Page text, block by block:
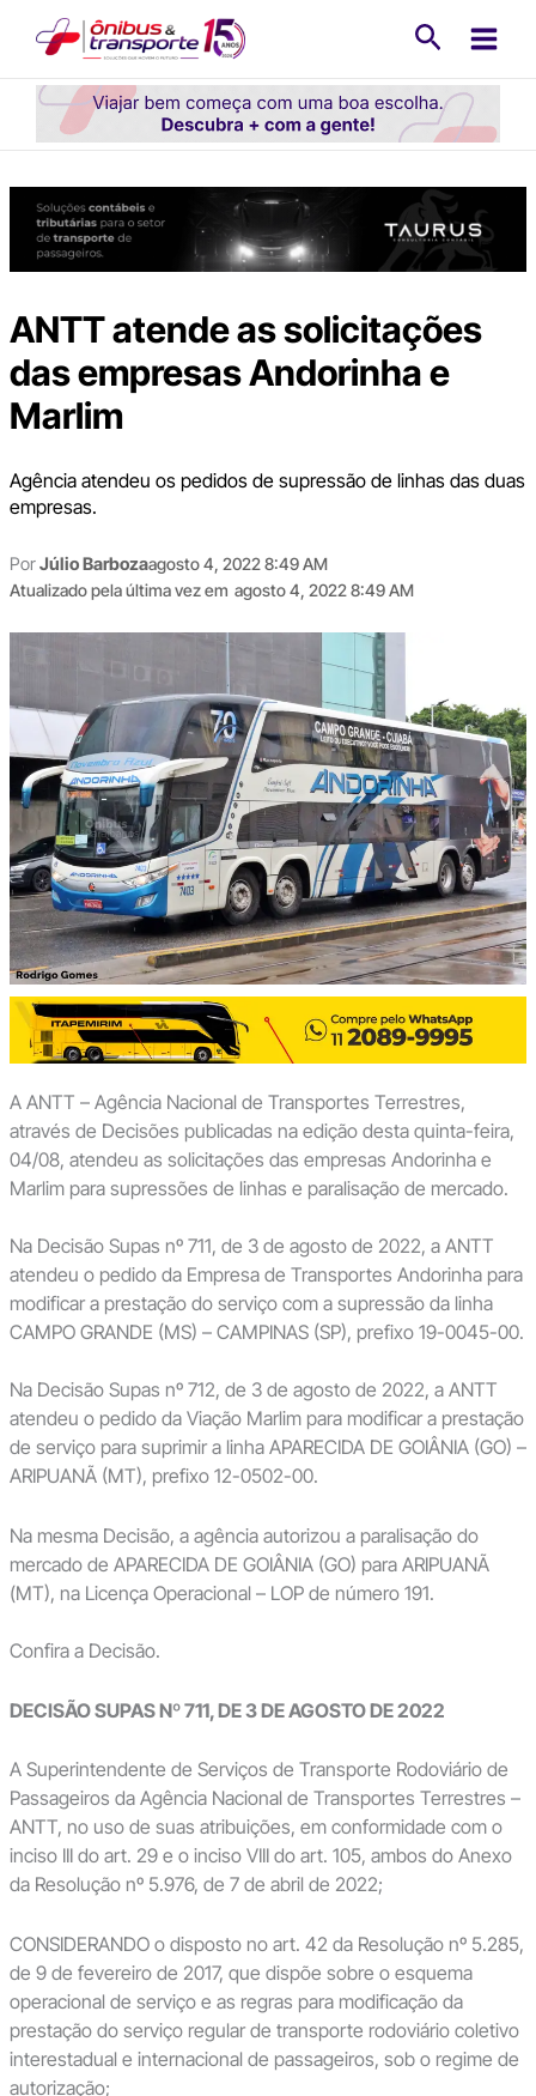
conteúdo
ANTT atende as solicitações
das empresas Andorinha e
Marlim
Agência atendeu os pedidos de supressão de linhas das duas
empresas.
PorJúlio Barbozaagosto 4, 2022 8:49 AM
Atualizado pela última vez em agosto 4, 2022 8:49 AM
A ANTT – Agência Nacional de Transportes Terrestres,
através de Decisões publicadas na edição desta quinta-feira,
04/08, atendeu as solicitações das empresas Andorinha e
Marlim para supressões de linhas e paralisação de mercado.
Na Decisão Supas nº 711, de 3 de agosto de 2022, a ANTT
atendeu o pedido da Empresa de Transportes Andorinha para
modificar a prestação do serviço com a supressão da linha
CAMPO GRANDE (MS) – CAMPINAS (SP), prefixo 19-0045-00.
Na Decisão Supas nº 712, de 3 de agosto de 2022, a ANTT
atendeu o pedido da Viação Marlim para modificar a prestação
de serviço para suprimir a linha APARECIDA DE GOIÂNIA (GO) –
ARIPUANÃ (MT), prefixo 12-0502-00.
Na mesma Decisão, a agência autorizou a paralisação do
mercado de APARECIDA DE GOIÂNIA (GO) para ARIPUANÃ
(MT), na Licença Operacional – LOP de número 191.
Confira a Decisão.
DECISÃO SUPAS Nº 711, DE 3 DE AGOSTO DE 2022
A Superintendente de Serviços de Transporte Rodoviário de
Passageiros da Agência Nacional de Transportes Terrestres –
ANTT, no uso de suas atribuições, em conformidade com o
inciso III do art. 29 e o inciso VIII do art. 105, ambos do Anexo
da Resolução nº 5.976, de 7 de abril de 2022;
CONSIDERANDO o disposto no art. 42 da Resolução nº 5.285,
de 9 de fevereiro de 2017, que dispõe sobre o esquema
operacional de serviço e as regras para modificação da
prestação do serviço regular de transporte rodoviário coletivo
interestadual e internacional de passageiros, sob o regime de
autorização;